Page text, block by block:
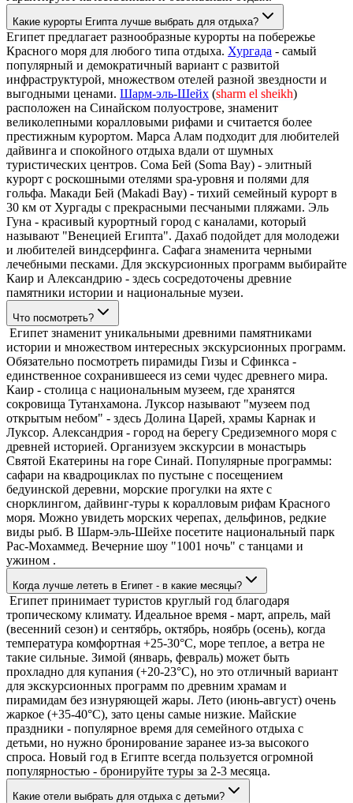
Какие курорты Египта лучше выбрать для отдыха?
Египет предлагает разнообразные курорты на побережье
Красного моря для любого типа отдыха. Хургада - самый
популярный и демократичный вариант с развитой
инфраструктурой, множеством отелей разной звездности и
выгодными ценами. Шарм-эль-Шейх (sharm el sheikh)
расположен на Синайском полуострове, знаменит
великолепными коралловыми рифами и считается более
престижным курортом. Марса Алам подходит для любителей
дайвинга и спокойного отдыха вдали от шумных
туристических центров. Сома Бей (Soma Bay) - элитный
курорт с роскошными отелями spa-уровня и полями для
гольфа. Макади Бей (Makadi Bay) - тихий семейный курорт в
30 км от Хургады с прекрасными песчаными пляжами. Эль
Гуна - красивый курортный город с каналами, который
называют "Венецией Египта". Дахаб подойдет для молодежи
и любителей виндсерфинга. Сафага знаменита черными
лечебными песками. Для экскурсионных программ выбирайте
Каир и Александрию - здесь сосредоточены древние
памятники истории и национальные музеи.
Что посмотреть?
Египет знаменит уникальными древними памятниками
истории и множеством интересных экскурсионных программ.
Обязательно посмотреть пирамиды Гизы и Сфинкса -
единственное сохранившееся из семи чудес древнего мира.
Каир - столица с национальным музеем, где хранятся
сокровища Тутанхамона. Луксор называют "музеем под
открытым небом" - здесь Долина Царей, храмы Карнак и
Луксор. Александрия - город на берегу Средиземного моря с
древней историей. Организуем экскурсии в монастырь
Святой Екатерины на горе Синай. Популярные программы:
сафари на квадроциклах по пустыне с посещением
бедуинской деревни, морские прогулки на яхте с
снорклингом, дайвинг-туры к коралловым рифам Красного
моря. Можно увидеть морских черепах, дельфинов, редкие
виды рыб. В Шарм-эль-Шейхе посетите национальный парк
Рас-Мохаммед. Вечерние шоу "1001 ночь" с танцами и
ужином .
Когда лучше лететь в Египет - в какие месяцы?
Египет принимает туристов круглый год благодаря
тропическому климату. Идеальное время - март, апрель, май
(весенний сезон) и сентябрь, октябрь, ноябрь (осень), когда
температура комфортная +25-30°C, море теплое, а ветра не
такие сильные. Зимой (январь, февраль) может быть
прохладно для купания (+20-23°C), но это отличный вариант
для экскурсионных программ по древним храмам и
пирамидам без изнуряющей жары. Лето (июнь-август) очень
жаркое (+35-40°C), зато цены самые низкие. Майские
праздники - популярное время для семейного отдыха с
детьми, но нужно бронирование заранее из-за высокого
спроса. Новый год в Египте всегда пользуется огромной
популярностью - бронируйте туры за 2-3 месяца.
Какие отели выбрать для отдыха с детьми?